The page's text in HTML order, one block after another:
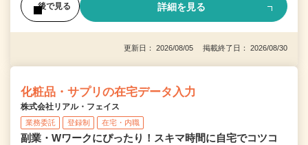
後で見る 詳細を見る
更新日： 2026/08/05 掲載終了日： 2026/08/30
化粧品・サプリの在宅データ入力
株式会社リアル・フェイス
業務委託 登録制 在宅・内職
副業・Wワークにぴったり！スキマ時間に自宅でコツコ